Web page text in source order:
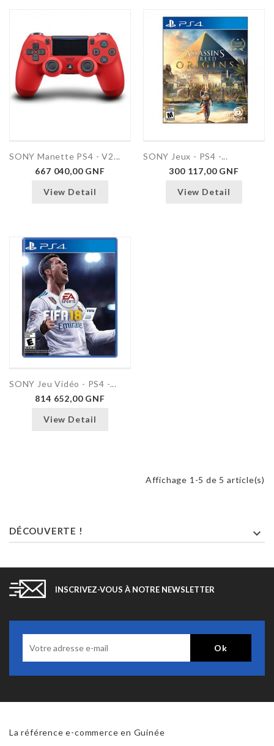
SONY Manette PS4 - V2...
667 040,00 GNF
View Detail
SONY Jeux - PS4 -...
300 117,00 GNF
View Detail
SONY Jeu Vidéo - PS4 -...
814 652,00 GNF
View Detail
Affichage 1-5 de 5 article(s)
DÉCOUVERTE ! 
INSCRIVEZ-VOUS À NOTRE NEWSLETTER
La référence e-commerce en Guinée